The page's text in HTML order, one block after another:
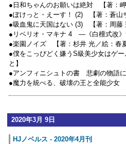
●日和ちゃんのお願いは絶対 【著：岬
●ぽけっと・えーす！ (2) 【著：蒼山
●吸血鬼に天国はない (3) 【著：周藤
●リベリオ・マキナ 4 ―《白檀式改
●楽園ノイズ 【著：杉井 光／絵：春
●僕をこっぴどく嫌うS級美少女はゲ
と】
●アンフィニシュトの書 悲劇の物語
●魔力を統べる、破壊の王と全能少女
2020年3月 9日
HJノベルス - 2020年4月刊